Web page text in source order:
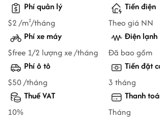
Phí quản lý
$2 /m2/tháng
Tiền điện
Theo giá NN
Phí xe máy
$free 1/2 lượng xe /tháng
Điện lạnh
Đã bao gồm
Phí ô tô
$50 /tháng
Tiền đặt
3 tháng
Thuế VAT
10%
Thanh
Tháng